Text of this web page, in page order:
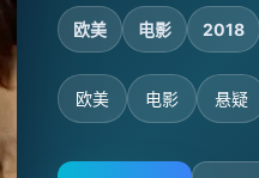
欧美 电影 2018
欧美 电影 悬疑